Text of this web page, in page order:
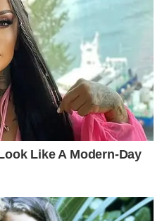
Like A Modern-Day